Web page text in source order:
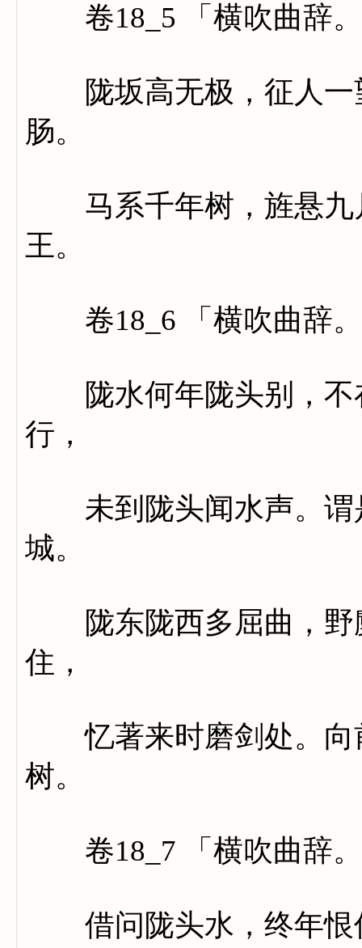
卷18_5 「横吹曲辞。
陇坂高无极，征人一
肠。
马系千年树，旌悬九
王。
卷18_6 「横吹曲辞。
陇水何年陇头别，不
行，
未到陇头闻水声。谓
城。
陇东陇西多屈曲，野
住，
忆著来时磨剑处。向
树。
卷18_7 「横吹曲辞。
借问陇头水，终年恨